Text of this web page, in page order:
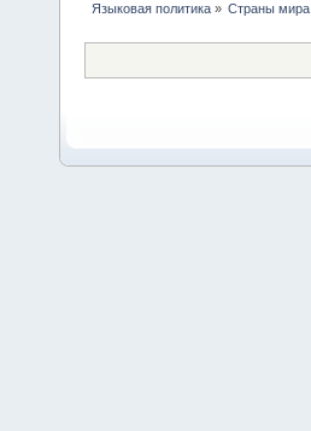
Языковая политика» Страны мира